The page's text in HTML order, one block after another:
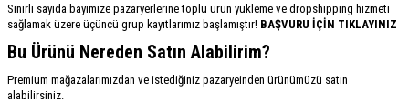
Sınırlı sayıda bayimize pazaryerlerine toplu ürün yükleme ve dropshipping hizmeti
sağlamak üzere üçüncü grup kayıtlarımız başlamıştır! BAŞVURU İÇİN TIKLAYINIZ
Bu Ürünü Nereden Satın Alabilirim?
Premium mağazalarımızdan ve istediğiniz pazaryeinden ürünümüzü satın
alabilirsiniz.